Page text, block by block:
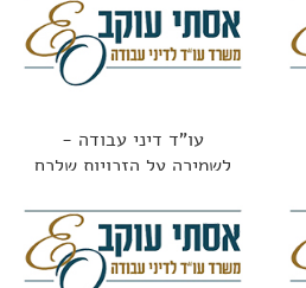
עו"ד דיני עבודה -
לשמירה על הזכויות שלכם